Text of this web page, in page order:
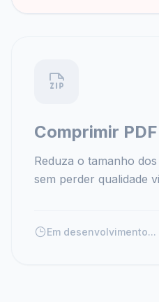
Comprimir PDF
Reduza o tamanho
sem perder qualidade
Em desenvolvimento...